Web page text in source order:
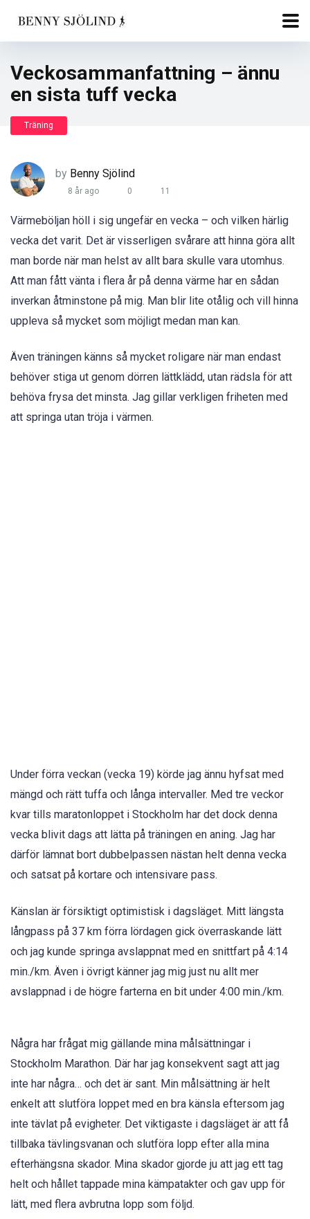
Veckosammanfattning – ännu
en sista tuff vecka
Träning
by Benny Sjölind
8 år ago 0 11
Värmeböljan höll i sig ungefär en vecka – och vilken härlig
vecka det varit. Det är visserligen svårare att hinna göra allt
man borde när man helst av allt bara skulle vara utomhus.
Att man fått vänta i flera år på denna värme har en sådan
inverkan åtminstone på mig. Man blir lite otålig och vill hinna
uppleva så mycket som möjligt medan man kan.
Även träningen känns så mycket roligare när man endast
behöver stiga ut genom dörren lättklädd, utan rädsla för att
behöva frysa det minsta. Jag gillar verkligen friheten med
att springa utan tröja i värmen.
Under förra veckan (vecka 19) körde jag ännu hyfsat med
mängd och rätt tuffa och långa intervaller. Med tre veckor
kvar tills maratonloppet i Stockholm har det dock denna
vecka blivit dags att lätta på träningen en aning. Jag har
därför lämnat bort dubbelpassen nästan helt denna vecka
och satsat på kortare och intensivare pass.
Känslan är försiktigt optimistisk i dagsläget. Mitt längsta
långpass på 37 km förra lördagen gick överraskande lätt
och jag kunde springa avslappnat med en snittfart på 4:14
min./km. Även i övrigt känner jag mig just nu allt mer
avslappnad i de högre farterna en bit under 4:00 min./km.
Några har frågat mig gällande mina målsättningar i
Stockholm Marathon. Där har jag konsekvent sagt att jag
inte har några… och det är sant. Min målsättning är helt
enkelt att slutföra loppet med en bra känsla eftersom jag
inte tävlat på evigheter. Det viktigaste i dagsläget är att få
tillbaka tävlingsvanan och slutföra lopp efter alla mina
efterhängsna skador. Mina skador gjorde ju att jag ett tag
helt och hållet tappade mina kämpatakter och gav upp för
lätt, med flera avbrutna lopp som följd.